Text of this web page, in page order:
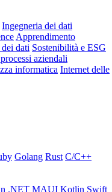
Ingegneria dei dati
Apprendimento
dei dati Sostenibilità e ESG
aziendali
informatica Internet delle
Golang Rust C/C++
.NET MAUI Kotlin Swift